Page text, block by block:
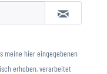
meine hier eingegebenen
erhoben, verarbeitet